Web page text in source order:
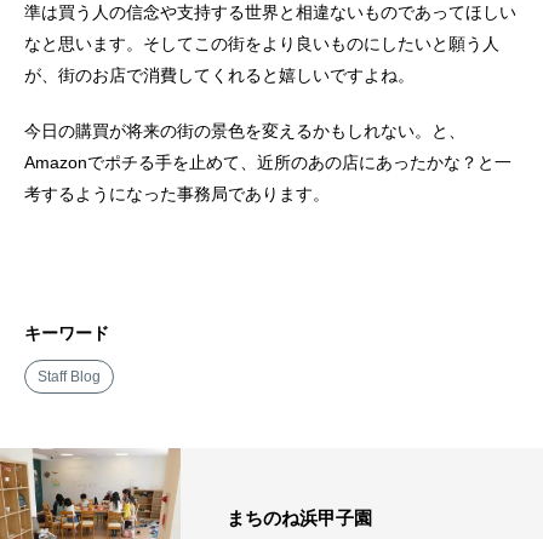
準は買う人の信念や支持する世界と相違ないものであってほしい
なと思います。そしてこの街をより良いものにしたいと願う人
が、街のお店で消費してくれると嬉しいですよね。
今日の購買が将来の街の景色を変えるかもしれない。と、
Amazonでポチる手を止めて、近所のあの店にあったかな？と一
考するようになった事務局であります。
キーワード
Staff Blog
まちのね浜甲子園